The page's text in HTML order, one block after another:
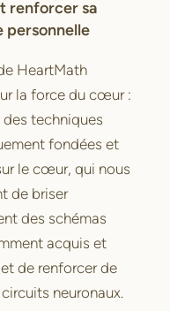
renforcer sa
personnelle
HeartMath
la force du cœur :
techniques
fondées et
le cœur, qui nous
de briser
des schémas
acquis et
de renforcer de
neuronaux.